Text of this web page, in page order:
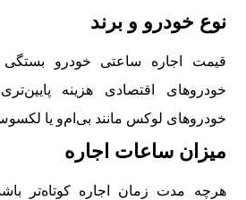
نوع خودرو و برند
قیمت اجاره ساعتی خودرو
خودروهای اقتصادی هزینه
خودروهای لوکس مانند بی‌ام‌و یا
میزان ساعات اجاره
هرچه مدت زمان اجاره کوتاه‌تر